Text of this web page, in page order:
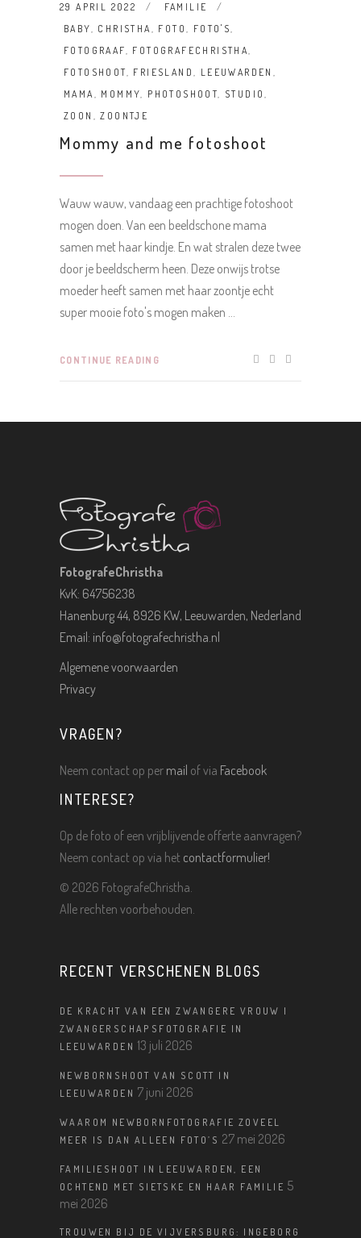
29 APRIL 2022
FAMILIE
BABY, CHRISTHA, FOTO, FOTO'S,
FOTOGRAAF, FOTOGRAFECHRISTHA,
FOTOSHOOT, FRIESLAND, LEEUWARDEN ,
MAMA, MOMMY, PHOTOSHOOT, STUDIO,
ZOON ,ZOONTJE
Mommy and me fotoshoot
Wauw wauw, vandaag een prachtige fotoshoot
mogen doen. Van een beeldschone mama
samen met haar kindje. En wat stralen deze twee
door je beeldscherm heen. Deze onwijs trotse
moeder heeft samen met haar zoontje echt
super mooie foto's mogen maken
CONTINUE READING
FotografeChristha
KvK: 64756238
Hanenburg 44, 8926 KW, Leeuwarden, Nederland
Email: info@fotografechristha.nl
Algemene voorwaarden
Privacy
VRAGEN?
Neem contact op per mail of via Facebook
INTERESE?
Op de foto of een vrijblijvende offerte aanvragen?
Neem contact op via het contactformulier!
© 2026 FotografeChristha.
Alle rechten voorbehouden.
RECENT VERSCHENEN BLOGS
DE KRACHT VAN EEN ZWANGERE VROUW |
ZWANGERSCHAPSFOTOGRAFIE IN
LEEUWARDEN 13 juli 2026
NEWBORNSHOOT VAN SCOTT IN
LEEUWARDEN 7 juni 2026
WAAROM NEWBORNFOTOGRAFIE ZOVEEL
MEER IS DAN ALLEEN FOTO’S 27 mei 2026
FAMILIESHOOT IN LEEUWARDEN, EEN
OCHTEND MET SIETSKE EN HAAR FAMILIE 5
mei 2026
TROUWEN BIJ DE VIJVERSBURG: INGEBORG